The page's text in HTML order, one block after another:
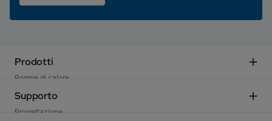
Prodotti
Pompe di calore
Sistemi Ibridi
Caldaie residenziali
Supporto
Progettazione